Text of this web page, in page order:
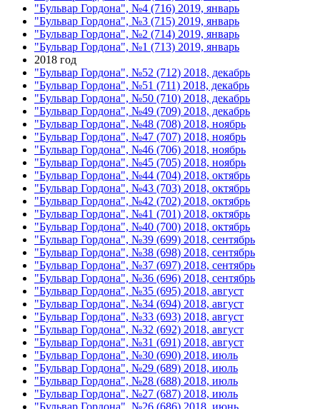
"Бульвар Гордона", №4 (716) 2019, январь
"Бульвар Гордона", №3 (715) 2019, январь
"Бульвар Гордона", №2 (714) 2019, январь
"Бульвар Гордона", №1 (713) 2019, январь
2018 год
"Бульвар Гордона", №52 (712) 2018, декабрь
"Бульвар Гордона", №51 (711) 2018, декабрь
"Бульвар Гордона", №50 (710) 2018, декабрь
"Бульвар Гордона", №49 (709) 2018, декабрь
"Бульвар Гордона", №48 (708) 2018, ноябрь
"Бульвар Гордона", №47 (707) 2018, ноябрь
"Бульвар Гордона", №46 (706) 2018, ноябрь
"Бульвар Гордона", №45 (705) 2018, ноябрь
"Бульвар Гордона", №44 (704) 2018, октябрь
"Бульвар Гордона", №43 (703) 2018, октябрь
"Бульвар Гордона", №42 (702) 2018, октябрь
"Бульвар Гордона", №41 (701) 2018, октябрь
"Бульвар Гордона", №40 (700) 2018, октябрь
"Бульвар Гордона", №39 (699) 2018, сентябрь
"Бульвар Гордона", №38 (698) 2018, сентябрь
"Бульвар Гордона", №37 (697) 2018, сентябрь
"Бульвар Гордона", №36 (696) 2018, сентябрь
"Бульвар Гордона", №35 (695) 2018, август
"Бульвар Гордона", №34 (694) 2018, август
"Бульвар Гордона", №33 (693) 2018, август
"Бульвар Гордона", №32 (692) 2018, август
"Бульвар Гордона", №31 (691) 2018, август
"Бульвар Гордона", №30 (690) 2018, июль
"Бульвар Гордона", №29 (689) 2018, июль
"Бульвар Гордона", №28 (688) 2018, июль
"Бульвар Гордона", №27 (687) 2018, июль
"Бульвар Гордона", №26 (686) 2018, июнь